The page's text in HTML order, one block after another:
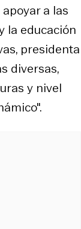
a las
la educación
presidenta
diversas,
y nivel